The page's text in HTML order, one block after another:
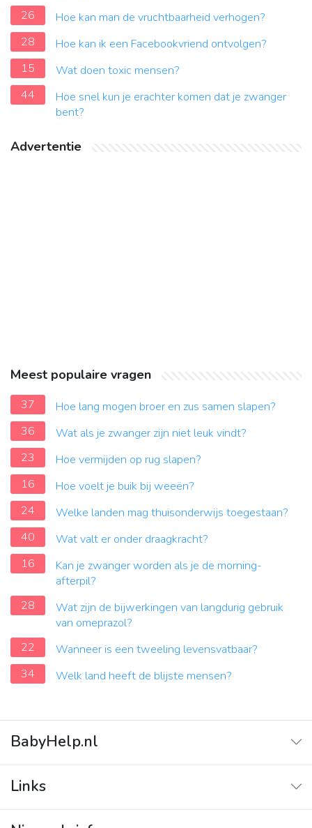
26
Hoe kan man de vruchtbaarheid verhogen?
28
Hoe kan ik een Facebookvriend ontvolgen?
15
Wat doen toxic mensen?
44
Hoe snel kun je erachter komen dat je zwanger
bent?
Advertentie
Meest populaire vragen
37
Hoe lang mogen broer en zus samen slapen?
36
Wat als je zwanger zijn niet leuk vindt?
23
Hoe vermijden op rug slapen?
16
Hoe voelt je buik bij weeën?
24
Welke landen mag thuisonderwijs toegestaan?
40
Wat valt er onder draagkracht?
16
Kan je zwanger worden als je de morning-
afterpil?
28
Wat zijn de bijwerkingen van langdurig gebruik
van omeprazol?
22
Wanneer is een tweeling levensvatbaar?
34
Welk land heeft de blijste mensen?
BabyHelp.nl
Vraag & Antwoord
Links